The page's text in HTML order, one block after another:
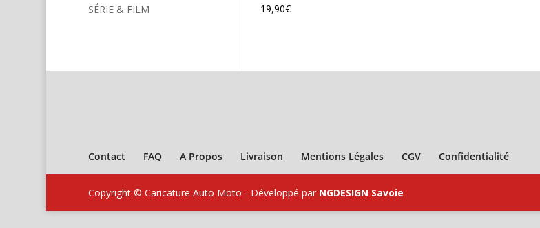
19,90€
SÉRIE & FILM
Contact FAQ A Propos Livraison Mentions Légales CGV Confidentialité
Copyright © Caricature Auto Moto - Développé par NGDESIGN Savoie